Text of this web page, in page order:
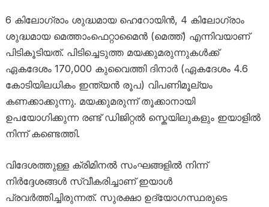
6 കിലോഗ്രാം ശുദ്ധമായ ഹെറോയിൻ, 4 കിലോഗ്രാം
ശുദ്ധമായ മെത്താംഫെറ്റാമൈൻ (മെത്ത്) എന്നിവയാണ്
പിടികൂടിയത്. പിടിച്ചെടുത്ത മയക്കുമരുന്നുകൾക്ക്
ഏകദേശം 170,000 കുവൈത്തി ദിനാർ (ഏകദേശം 4.6
കോടിയിലധികം ഇന്ത്യൻ രൂപ) വിപണിമൂല്യം
കണക്കാക്കുന്നു. മയക്കുമരുന്ന് തൂക്കാനായി
ഉപയോഗിക്കുന്ന രണ്ട് ഡിജിറ്റൽ സ്കെയിലുകളും ഇയാളിൽ
നിന്ന് കണ്ടെത്തി.
വിദേശത്തുള്ള ക്രിമിനൽ സംഘങ്ങളിൽ നിന്ന്
നിർദ്ദേശങ്ങൾ സ്വീകരിച്ചാണ് ഇയാൾ
പ്രവർത്തിച്ചിരുന്നത്. സുരക്ഷാ ഉദ്യോഗസ്ഥരുടെ